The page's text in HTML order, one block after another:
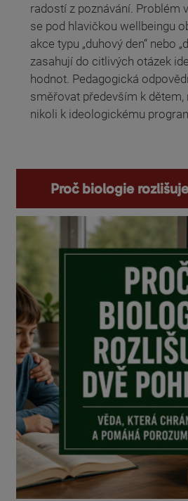
radostí z poznávání. Problém
se pod hlavičkou wellbeingu
akce typu „duhový den“ nebo
zasahují do citlivých otázek
hodnot. Pedagogická
směřovat především k dětem,
nikoli k ideologickému
Proč biologie